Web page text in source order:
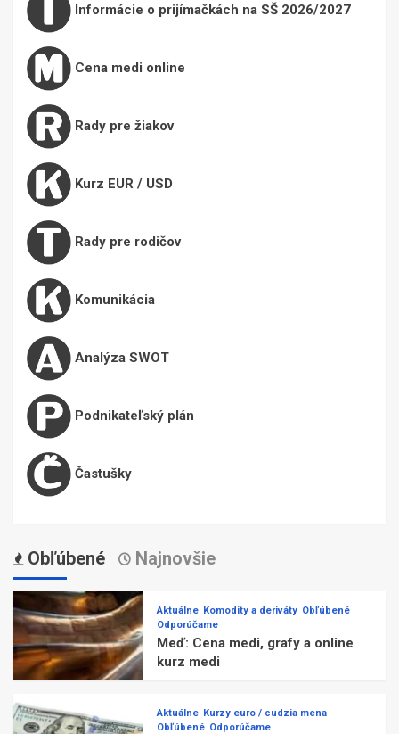
Informácie o prijímačkách na SŠ 2026/2027
Cena medi online
Rady pre žiakov
Kurz EUR / USD
Rady pre rodičov
Komunikácia
Analýza SWOT
Podnikateľský plán
Častušky
Obľúbené Najnovšie
Aktuálne Komodity a deriváty Obľúbené
Odporúčame
Meď: Cena medi, grafy a online
kurz medi
Aktuálne Kurzy euro / cudzia mena
Obľúbené Odporúčame